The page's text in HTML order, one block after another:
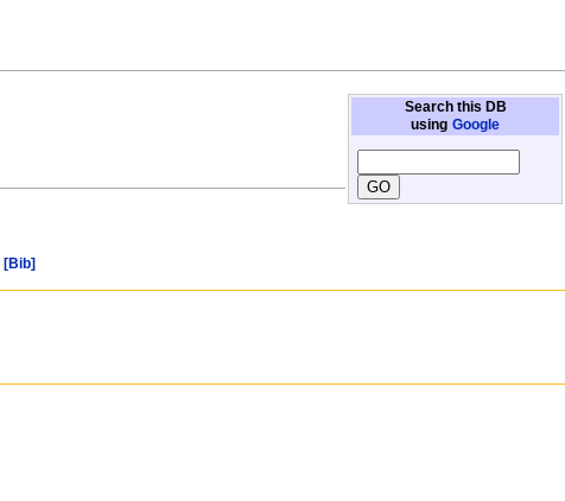
Search this DB
using Google
[Bib]